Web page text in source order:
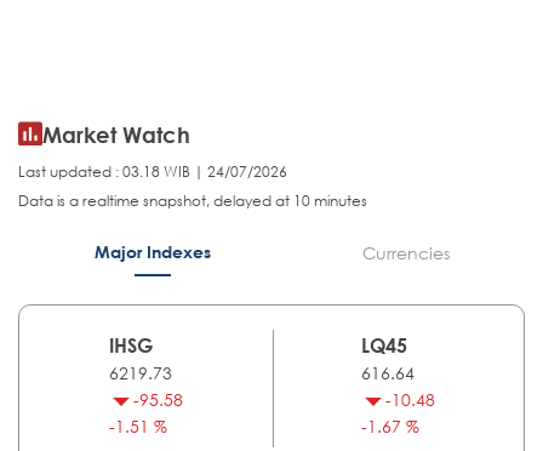
Market Watch
Last updated : 03.18 WIB | 24/07/2026
Data is a realtime snapshot, delayed at 10 minutes
Major Indexes Currencies
IHSG
6219.73
-95.58
-1.51 %
LQ45
616.64
-10.48
-1.67 %